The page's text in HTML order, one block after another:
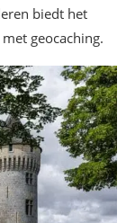
biedt het
geocaching.